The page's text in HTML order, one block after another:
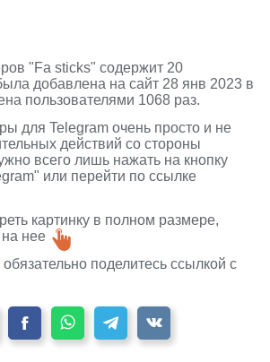
"Fa sticks" содержит 20
добавлена на сайт 28 янв 2023 в
пользователями 1068 раз.
для Telegram очень просто и не
действий со стороны
всего лишь нажать на кнопку
или перейти по ссылке
картинку в полном размере,
нее
поделитесь ссылкой с